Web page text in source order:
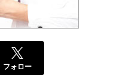
フォロー